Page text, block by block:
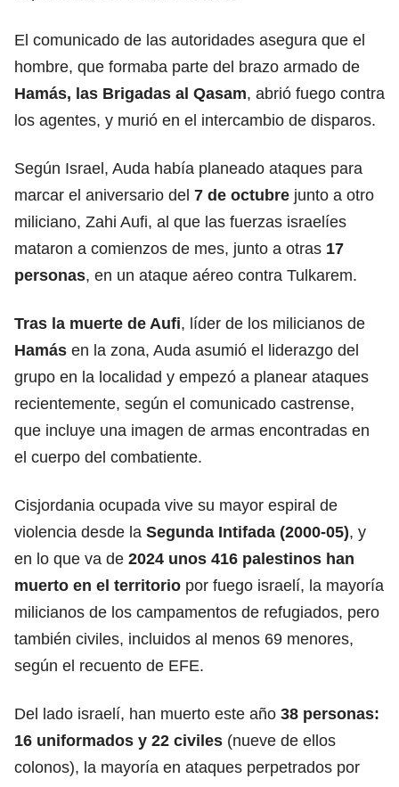
El comunicado de las autoridades asegura que el
hombre, que formaba parte del brazo armado de
Hamás, las Brigadas al Qasam, abrió fuego contra
los agentes, y murió en el intercambio de disparos.
Según Israel, Auda había planeado ataques para
marcar el aniversario del 7 de octubre junto a otro
miliciano, Zahi Aufi, al que las fuerzas israelíes
mataron a comienzos de mes, junto a otras 17
personas, en un ataque aéreo contra Tulkarem.
Tras la muerte de Aufi, líder de los milicianos de
Hamás en la zona, Auda asumió el liderazgo del
grupo en la localidad y empezó a planear ataques
recientemente, según el comunicado castrense,
que incluye una imagen de armas encontradas en
el cuerpo del combatiente.
Cisjordania ocupada vive su mayor espiral de
violencia desde la Segunda Intifada (2000-05), y
en lo que va de 2024 unos 416 palestinos han
muerto en el territorio por fuego israelí, la mayoría
milicianos de los campamentos de refugiados, pero
también civiles, incluidos al menos 69 menores,
según el recuento de EFE.
Del lado israelí, han muerto este año 38 personas:
16 uniformados y 22 civiles (nueve de ellos
colonos), la mayoría en ataques perpetrados por